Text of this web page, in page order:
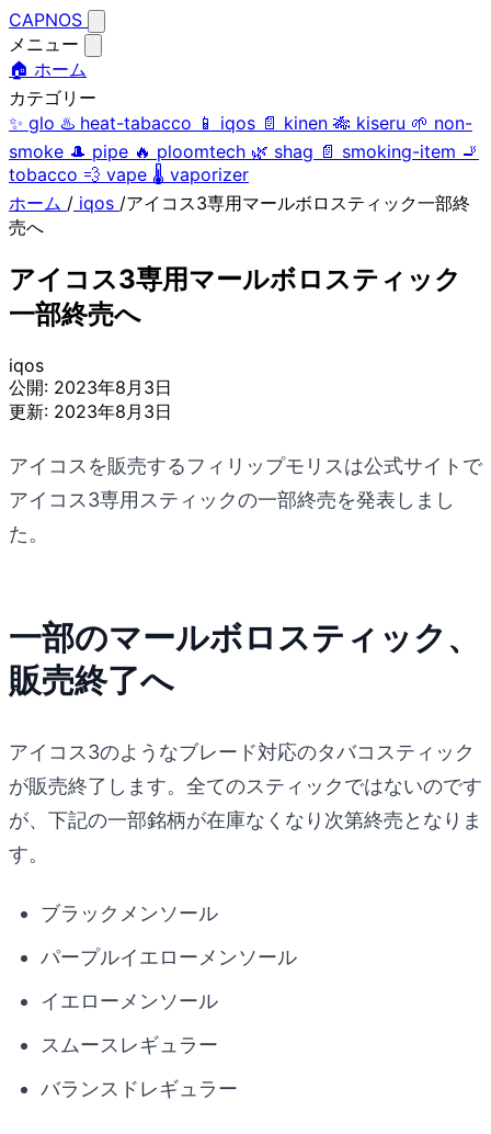
CAPNOS
メニュー
🏠 ホーム
カテゴリー
✨ glo ♨️ heat-tabacco 📱 iqos 📄 kinen 🎋 kiseru 🌱 non-
smoke 🎩 pipe 🔥 ploomtech 🌿 shag 📄 smoking-item 🚬
tobacco 💨 vape 🌡️ vaporizer
ホーム / iqos /アイコス3専用マールボロスティック一部終
売へ
アイコス3専用マールボロスティック
一部終売へ
iqos
公開: 2023年8月3日
更新: 2023年8月3日
アイコスを販売するフィリップモリスは公式サイトで
アイコス3専用スティックの一部終売を発表しまし
た。
一部のマールボロスティック、
販売終了へ
アイコス3のようなブレード対応のタバコスティック
が販売終了します。全てのスティックではないのです
が、下記の一部銘柄が在庫なくなり次第終売となりま
す。
ブラックメンソール
パープルイエローメンソール
イエローメンソール
スムースレギュラー
バランスドレギュラー